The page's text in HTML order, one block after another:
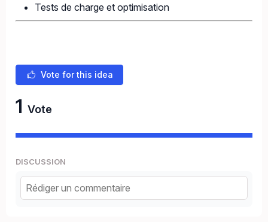
Tests de charge et optimisation
Vote for this idea
1 Vote
DISCUSSION